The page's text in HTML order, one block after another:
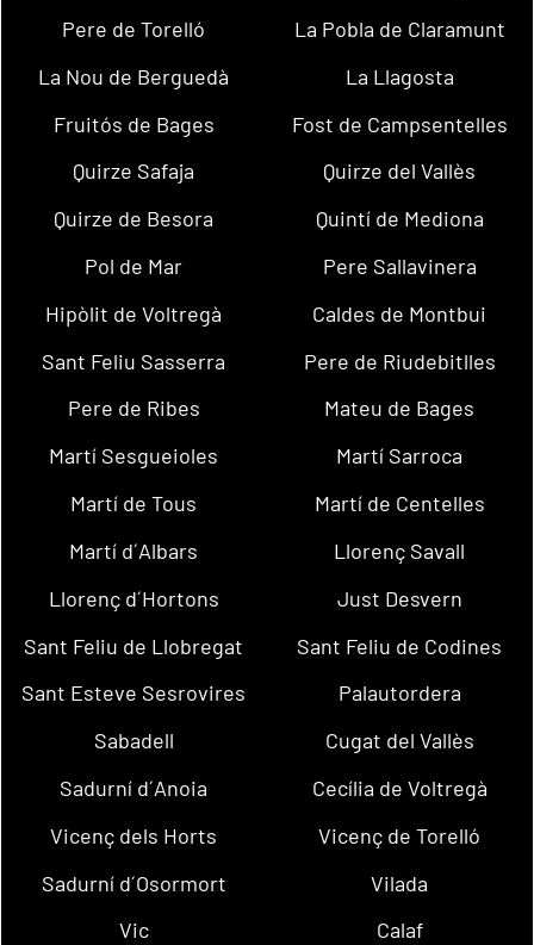
Pere de Torelló
La Pobla de Claramunt
La Nou de Berguedà
La Llagosta
Fruitós de Bages
Fost de Campsentelles
Quirze Safaja
Quirze del Vallès
Quirze de Besora
Quintí de Mediona
Pol de Mar
Pere Sallavinera
Hipòlit de Voltregà
Caldes de Montbui
Sant Feliu Sasserra
Pere de Riudebitlles
Pere de Ribes
Mateu de Bages
Martí Sesgueioles
Martí Sarroca
Martí de Tous
Martí de Centelles
Martí d´Albars
Llorenç Savall
Llorenç d´Hortons
Just Desvern
Sant Feliu de Llobregat
Sant Feliu de Codines
Sant Esteve Sesrovires
Palautordera
Sabadell
Cugat del Vallès
Sadurní d´Anoia
Cecília de Voltregà
Vicenç dels Horts
Vicenç de Torelló
Sadurní d´Osormort
Vilada
Vic
Calaf